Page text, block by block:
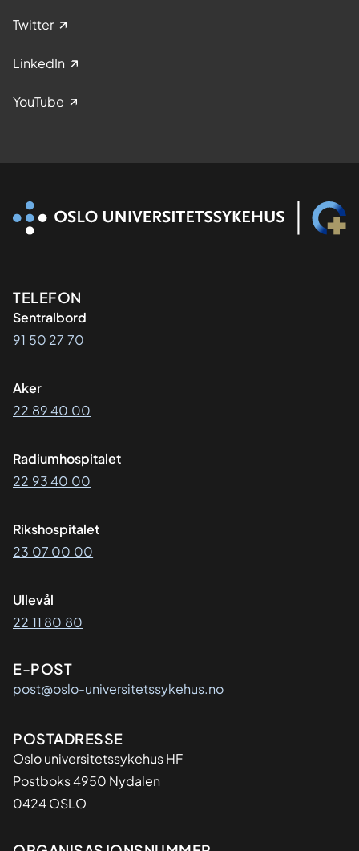
Twitter
LinkedIn
YouTube
Kontaktinformasjon
TELEFON
Sentralbord
91 50 27 70
Aker
22 89 40 00
Radiumhospitalet
22 93 40 00
Rikshospitalet
23 07 00 00
Ullevål
22 11 80 80
E-POST
post@oslo-universitetssykehus.no
Adresse
POSTADRESSE
Oslo universitetssykehus HF
Postboks 4950 Nydalen
0424 OSLO